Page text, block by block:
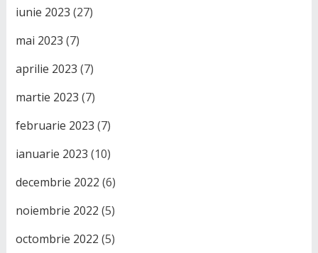
iunie 2023 (27)
mai 2023 (7)
aprilie 2023 (7)
martie 2023 (7)
februarie 2023 (7)
ianuarie 2023 (10)
decembrie 2022 (6)
noiembrie 2022 (5)
octombrie 2022 (5)